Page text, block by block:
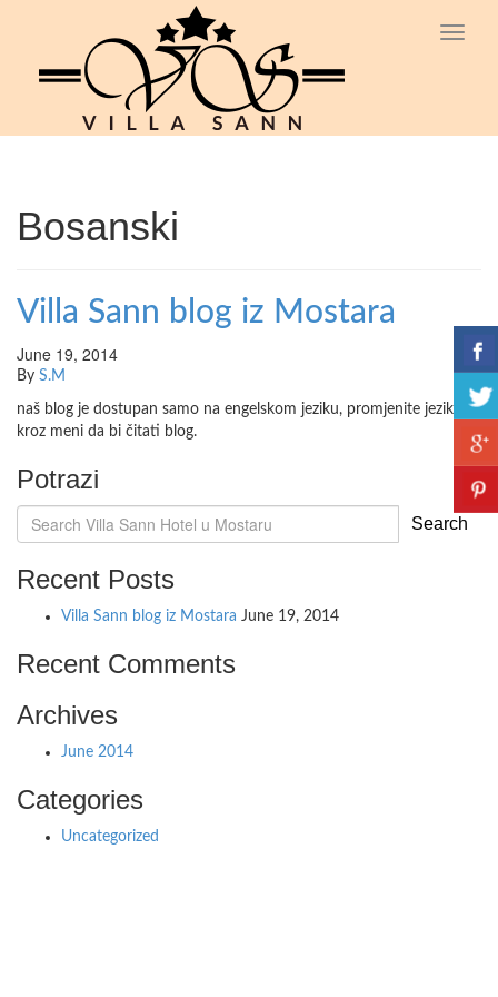
Toggle
Bosanski
Villa Sann blog iz Mostara
June 19, 2014
By S.M
naš blog je dostupan samo na engelskom jeziku, promjenite jezik
kroz meni da bi čitati blog.
Potrazi
Search
Recent Posts
Villa Sann blog iz Mostara June 19, 2014
Recent Comments
Archives
June 2014
Categories
Uncategorized